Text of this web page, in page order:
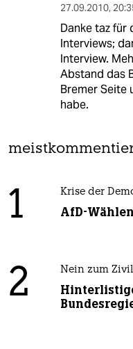
27.09.2010,
Danke taz für
Interviews;
Interview.
Abstand das
Bremer Seite
habe.
1 Krise der
AfD-
2 Nein zum